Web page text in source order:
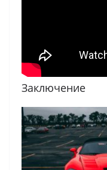
Заключение